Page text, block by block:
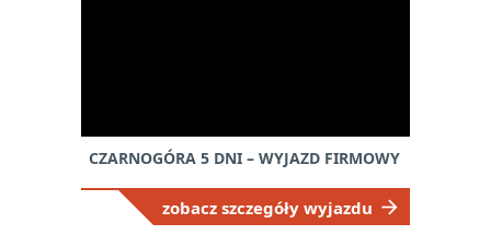
CZARNOGÓRA 5 DNI – WYJAZD FIRMOWY
zobacz szczegóły wyjazdu